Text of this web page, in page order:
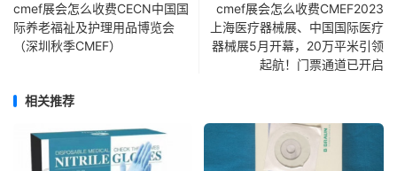
cmef展会怎么收费CECN中国国
际养老福祉及护理用品博览会
（深圳秋季CMEF）
cmef展会怎么收费CMEF2023
上海医疗器械展、中国国际医疗
器械展5月开幕，20万平米引领
起航！门票通道已开启
相关推荐